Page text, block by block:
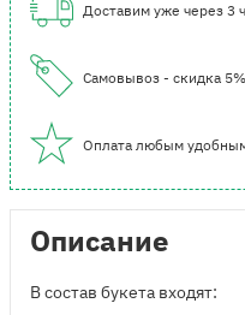
Доставим уже через 3
Самовывоз - скидка 5%
Оплата любым
Описание
В состав букета входят: